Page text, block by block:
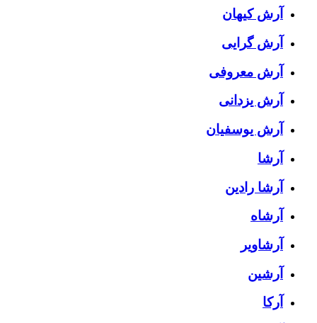
آرش کیهان
آرش گرایی
آرش معروفی
آرش یزدانی
آرش یوسفیان
آرشا
آرشا رادین
آرشاه
آرشاویر
آرشین
آرکا